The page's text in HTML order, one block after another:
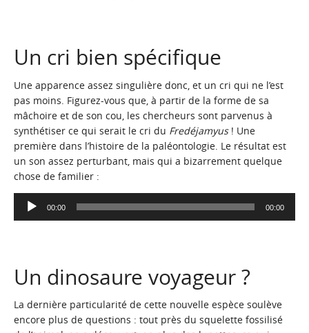
Un cri bien spécifique
Une apparence assez singulière donc, et un cri qui ne l’est
pas moins. Figurez-vous que, à partir de la forme de sa
mâchoire et de son cou, les chercheurs sont parvenus à
synthétiser ce qui serait le cri du Fredéjamyus! Une
première dans l’histoire de la paléontologie. Le résultat est
un son assez perturbant, mais qui a bizarrement quelque
chose de familier :
Lecteur
audio
00:00 00:00
Un dinosaure voyageur ?
La dernière particularité de cette nouvelle espèce soulève
encore plus de questions : tout près du squelette fossilisé